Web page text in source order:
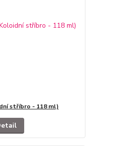
stříbro - 118 ml)